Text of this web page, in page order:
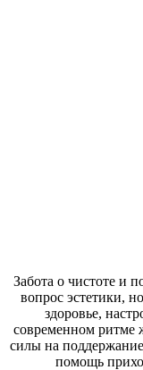
Забота о чистоте и
вопрос эстетики,
здоровье,
современном ритме
силы на
помощь